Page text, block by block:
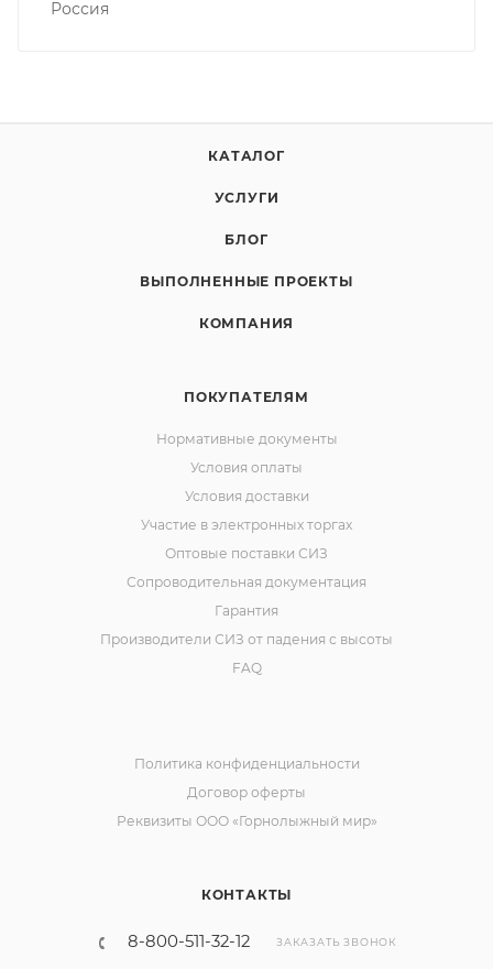
Россия
КАТАЛОГ
УСЛУГИ
БЛОГ
ВЫПОЛНЕННЫЕ ПРОЕКТЫ
КОМПАНИЯ
ПОКУПАТЕЛЯМ
Нормативные документы
Условия оплаты
Условия доставки
Участие в электронных торгах
Оптовые поставки СИЗ
Сопроводительная документация
Гарантия
Производители СИЗ от падения с высоты
FAQ
КОНТАКТЫ
8-800-511-32-12 ЗАКАЗАТЬ ЗВОНОК
Политика конфиденциальности
Договор оферты
Реквизиты ООО «Горнолыжный мир»